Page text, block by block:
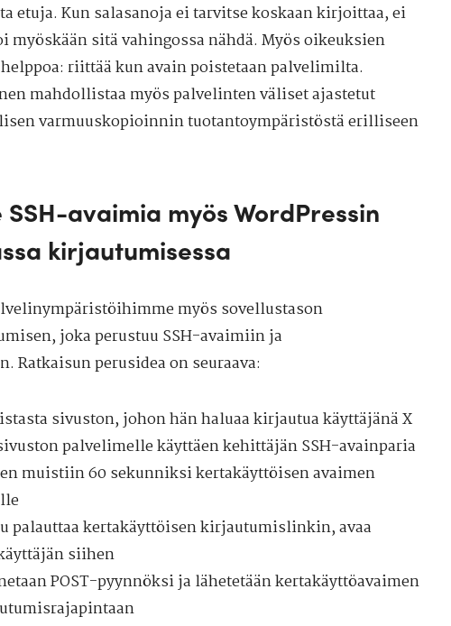
etuja. Kun salasanoja ei tarvitse koskaan kirjoittaa, ei
myöskään sitä vahingossa nähdä. Myös oikeuksien
riittää kun avain poistetaan palvelimilta.
mahdollistaa myös palvelinten väliset ajastetut
varmuuskopioinnin tuotantoympäristöstä erilliseen
avaimia myös WordPressin
kirjautumisessa
myös sovellustason
joka perustuu SSH-avaimiin ja
perusidea on seuraava:
sivuston, johon hän haluaa kirjautua käyttäjänä X
palvelimelle käyttäen kehittäjän SSH-avainparia
muistiin 60 sekunniksi kertakäyttöisen avaimen
palauttaa kertakäyttöisen kirjautumislinkin, avaa
siihen
POST-pyynnöksi ja lähetetään kertakäyttöavaimen